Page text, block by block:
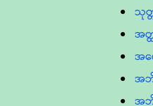
သုတ္
အတ္
အထွ
အဘိ
အဘိ